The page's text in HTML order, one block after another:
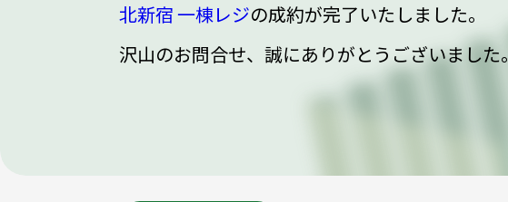
北新宿 一棟レジの成約が完了いたしました。
沢山のお問合せ、誠にありがとうございました。